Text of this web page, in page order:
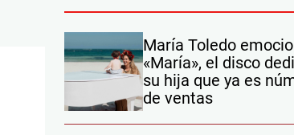
María Toledo
«María», el disco
su hija que ya es
de ventas